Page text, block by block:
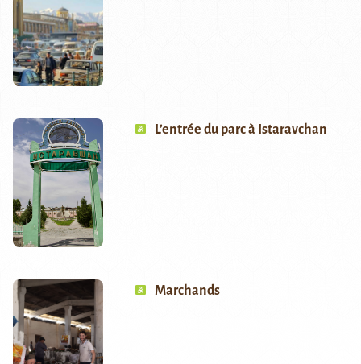
L’entrée du parc à Istaravchan
Marchands